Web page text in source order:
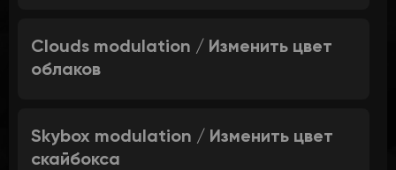
Clouds modulation / Изменить цвет
облаков
Skybox modulation / Изменить цвет
скайбокса